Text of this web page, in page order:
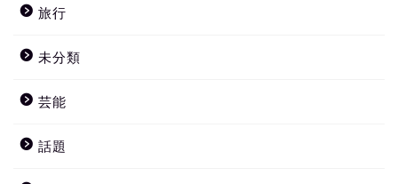
旅行
未分類
芸能
話題